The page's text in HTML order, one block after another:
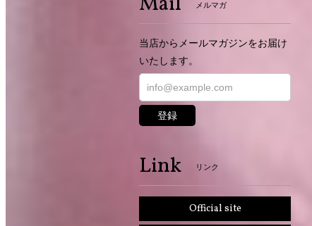
メルマガ
当店からメールマガジンをお届け
いたします。
登録
Link リンク
Official site